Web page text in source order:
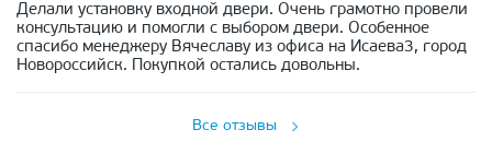
Делали установку входной двери. Очень грамотно провели
консультацию и помогли с выбором двери. Особенное
спасибо менеджеру Вячеславу из офиса на Исаева3, город
Новороссийск. Покупкой остались довольны.
Все отзывы